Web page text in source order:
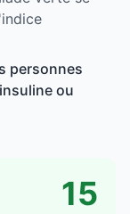
personnes
ou
15